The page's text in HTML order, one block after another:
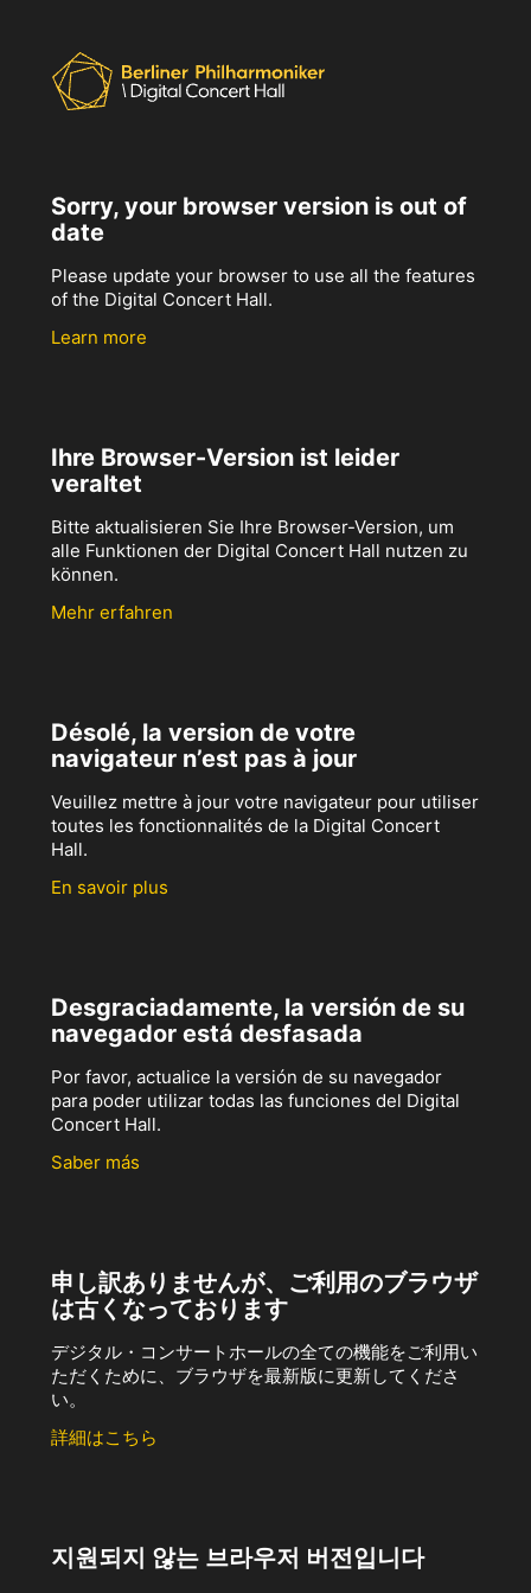
Sorry, your browser version is out of
date
Please update your browser to use all the features
of the Digital Concert Hall.
Learn more
Ihre Browser-Version ist leider
veraltet
Bitte aktualisieren Sie Ihre Browser-Version, um
alle Funktionen der Digital Concert Hall nutzen zu
können.
Mehr erfahren
Désolé, la version de votre
navigateur n’est pas à jour
Veuillez mettre à jour votre navigateur pour utiliser
toutes les fonctionnalités de la Digital Concert
Hall.
En savoir plus
Desgraciadamente, la versión de su
navegador está desfasada
Por favor, actualice la versión de su navegador
para poder utilizar todas las funciones del Digital
Concert Hall.
Saber más
申し訳ありませんが、ご利用のブラウザ
は古くなっております
デジタル・コンサートホールの全ての機能をご利用い
ただくために、ブラウザを最新版に更新してくださ
い。
詳細はこちら
지원되지 않는 브라우저 버전입니다